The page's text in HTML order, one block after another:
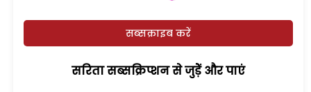
सब्सक्राइब करें
सरिता सब्सक्रिप्शन से जुड़ेें और पाएं